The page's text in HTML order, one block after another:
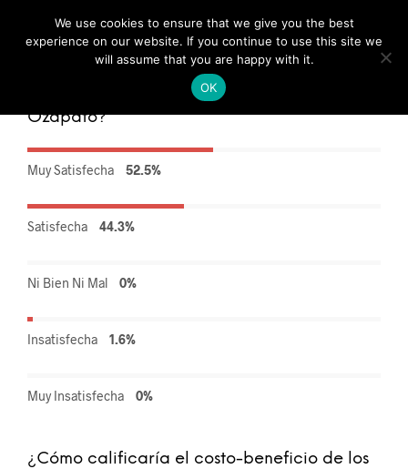
0
¿Está su empresa satisfecha con las botas de
Ozapato?
Muy Satisfecha 52.5%
Satisfecha 44.3%
Ni Bien Ni Mal 0%
Insatisfecha 1.6%
Muy Insatisfecha 0%
¿Cómo calificaría el costo-beneficio de los
We use cookies to ensure that we give you the best
experience on our website. If you continue to use this site we
will assume that you are happy with it.
OK